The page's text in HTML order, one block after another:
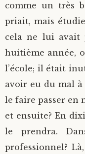
comme un très
priait, mais
cela ne lui avait
huitième année,
l’école; il était
avoir eu du mal à
le faire passer en
et ensuite? En
le prendra.
professionnel?